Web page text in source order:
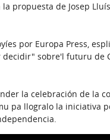
propuesta de Josep
por Europa Press,
sobre'l futuru de
la celebración de la
pa llogralo la iniciativa